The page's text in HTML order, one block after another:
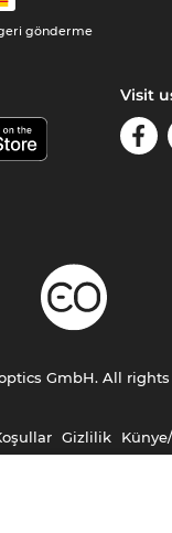
gönderme
Visit
Gizlilik
GmbH. All rights